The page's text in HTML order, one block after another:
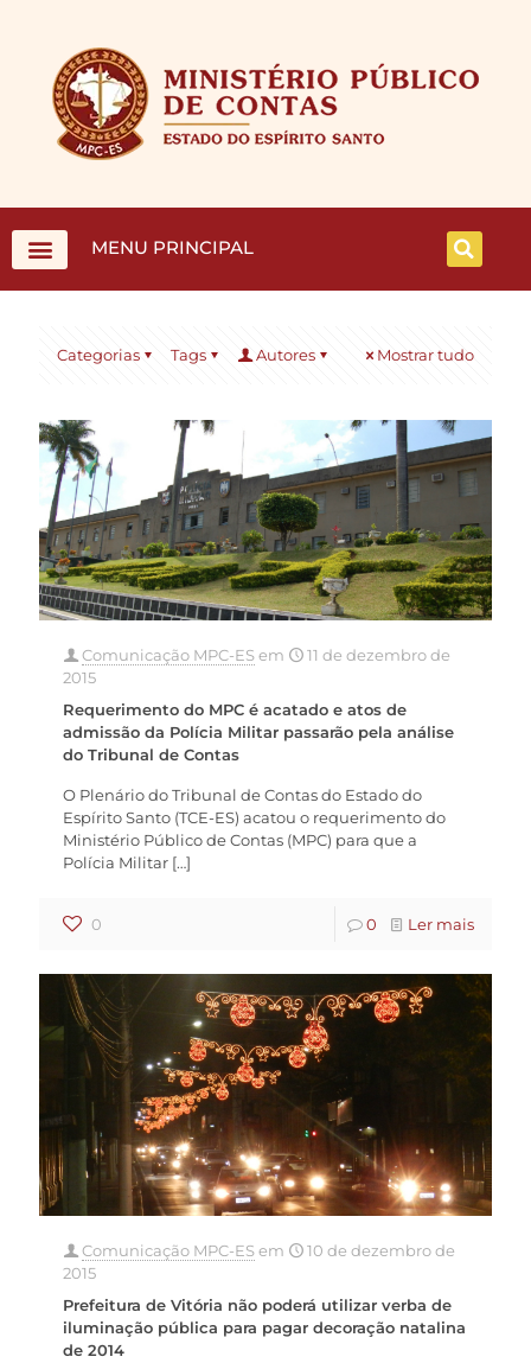
MENU PRINCIPAL
Categorias Tags Autores Mostrar tudo
Comunicação MPC-ESem
11 de dezembro de
2015
Requerimento do MPC é acatado e atos de
admissão da Polícia Militar passarão pela análise
do Tribunal de Contas
O Plenário do Tribunal de Contas do Estado do
Espírito Santo (TCE-ES) acatou o requerimento do
Ministério Público de Contas (MPC) para que a
Polícia Militar […]
0 0 Ler mais
Comunicação MPC-ESem
10 de dezembro de
2015
Prefeitura de Vitória não poderá utilizar verba de
iluminação pública para pagar decoração natalina
de 2014